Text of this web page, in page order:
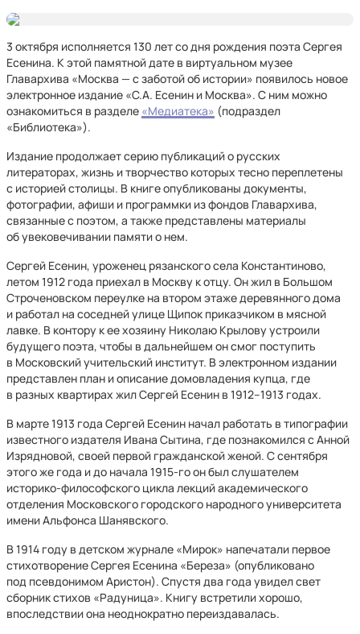
3 октября исполняется 130 лет со дня рождения поэта Сергея
Есенина. К этой памятной дате в виртуальном музее
Главархива «Москва — с заботой об истории» появилось новое
электронное издание «С.А. Есенин и Москва». С ним можно
ознакомиться в разделе «Медиатека» (подраздел
«Библиотека»).
Издание продолжает серию публикаций о русских
литераторах, жизнь и творчество которых тесно переплетены
с историей столицы. В книге опубликованы документы,
фотографии, афиши и программки из фондов Главархива,
связанные с поэтом, а также представлены материалы
об увековечивании памяти о нем.
Сергей Есенин, уроженец рязанского села Константиново,
летом 1912 года приехал в Москву к отцу. Он жил в Большом
Строченовском переулке на втором этаже деревянного дома
и работал на соседней улице Щипок приказчиком в мясной
лавке. В контору к ее хозяину Николаю Крылову устроили
будущего поэта, чтобы в дальнейшем он смог поступить
в Московский учительский институт. В электронном издании
представлен план и описание домовладения купца, где
в разных квартирах жил Сергей Есенин в 1912–1913 годах.
В марте 1913 года Сергей Есенин начал работать в типографии
известного издателя Ивана Сытина, где познакомился с Анной
Изрядновой, своей первой гражданской женой. С сентября
этого же года и до начала 1915-го он был слушателем
историко-философского цикла лекций академического
отделения Московского городского народного университета
имени Альфонса Шанявского.
В 1914 году в детском журнале «Мирок» напечатали первое
стихотворение Сергея Есенина «Береза» (опубликовано
под псевдонимом Аристон). Спустя два года увидел свет
сборник стихов «Радуница». Книгу встретили хорошо,
впоследствии она неоднократно переиздавалась.